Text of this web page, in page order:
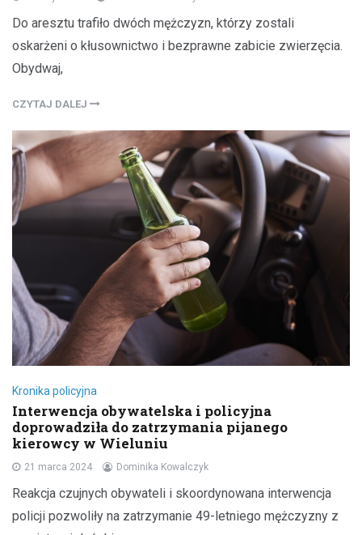
Do aresztu trafiło dwóch mężczyzn, którzy zostali
oskarżeni o kłusownictwo i bezprawne zabicie zwierzęcia.
Obydwaj,
CZYTAJ DALEJ
Kronika policyjna
Interwencja obywatelska i policyjna
doprowadziła do zatrzymania pijanego
kierowcy w Wieluniu
21 marca 2024 Dominika Kowalczyk
Reakcja czujnych obywateli i skoordynowana interwencja
policji pozwoliły na zatrzymanie 49-letniego mężczyzny z